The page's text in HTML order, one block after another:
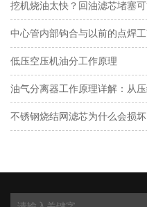
挖机烧油太快？回油滤芯堵塞
中心管内部钩合与以前的点焊
低压空压机油分工作原理
油气分离器工作原理详解：从
不锈钢烧结网滤芯为什么会损